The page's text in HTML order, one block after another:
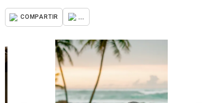
COMPARTIR ...